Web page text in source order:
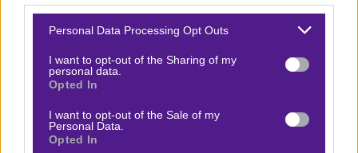
Please note that this website/app uses one or more Google
not limited to your visit or usage behaviour. You may click to
grant or deny consent to Google and its third-party tags to
use your data for below specified purposes in below Google
consent section.
Personal Data Processing Opt Outs
I want to opt-out of the Sharing of my
personal data.
Opted In
I want to opt-out of the Sale of my
Personal Data.
Opted In
🎁 Ισχύει ακόμη: HOT FRIDAY με 515 free δώρα*
χωρίς ΚΑΜΙΑ κατάθεση!
🔥
Προγνωστικό
Θα κλείσουμεμε το πρωτάθλημα της Μποτσουάνα
και μια αναμέτρηση όπου το σετ αποδόσεων μοιάζει να